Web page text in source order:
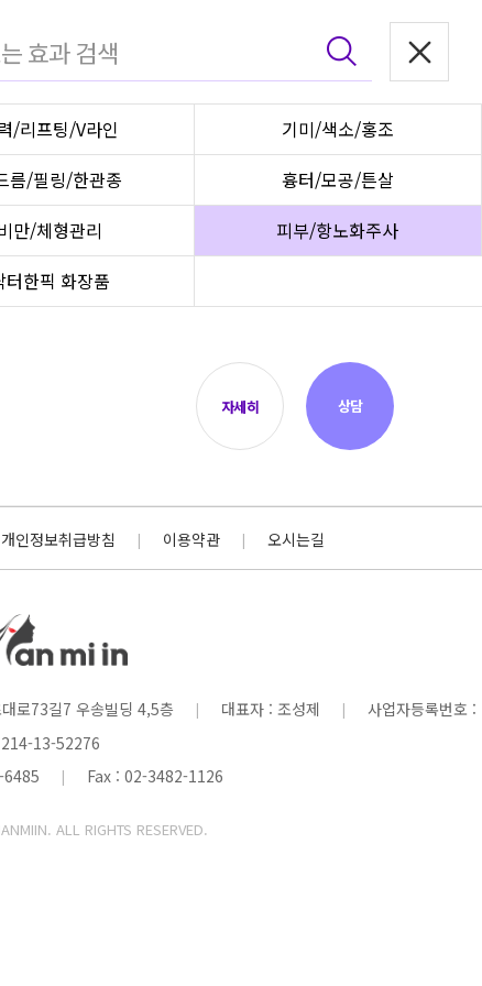
/리프팅/V라인
기미/색소/홍조
름/필링/한관종
흉터/모공/튼살
만/체형관리
피부/항노화주사
터한픽 화장품
자세히 상담
개인정보취급방침 | 이용약관 | 오시는길
로73길7 우송빌딩 4,5층 | 대표자 : 조성제 |
사업자등록번호 :
214-13-52276
6485
| Fax : 02-3482-1126
. ALL RIGHTS RESERVED.